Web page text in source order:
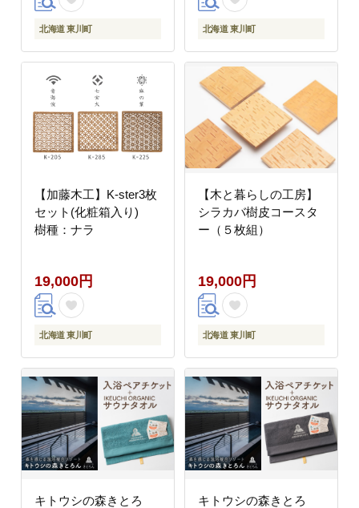
北海道 東川町 北海道 東川町
【加藤木工】K-ster3枚
セット(化粧箱入り)
樹種：ナラ
19,000円
北海道 東川町
【木と暮らしの工房】
シラカバ樹皮コースタ
ー（５枚組）
19,000円
北海道 東川町
キトウシの森きとろ
キトウシの森きとろ